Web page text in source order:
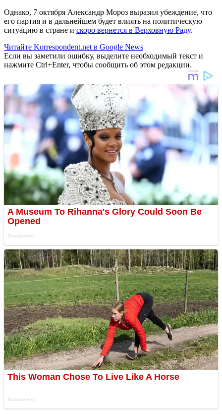
Однако, 7 октября Александр Мороз выразил убеждение, что
его партия и в дальнейшем будет влиять на политическую
ситуацию в стране и скоро вернется в Верховную Раду.
Читайте Korrespondent.net в Google News
Если вы заметили ошибку, выделите необходимый текст и
нажмите Ctrl+Enter, чтобы сообщить об этом редакции.